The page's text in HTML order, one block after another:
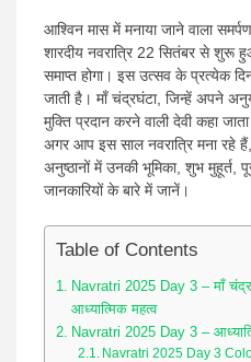
आश्विन मास में मनाया जाने वाला
शारदीय नवरात्रि 22 सितंबर से
समाप्त होगा। इस उत्सव के प्रत्येक
जाती है। माँ चंद्रघंटा, जिन्हें अपने
मुक्ति प्रदान करने वाली देवी कहा
अगर आप इस साल नवरात्रि मना रहे हैं,
अनुष्ठानों में उनकी भूमिका, शुभ मुहूर्त,
जानकारियों के बारे में जानें।
Table of Contents
Navratri 2025 Day 3 – माँ
आध्यात्मिक महत्व
Navratri 2025 Day 3 –
Navratri 2025 Day 3